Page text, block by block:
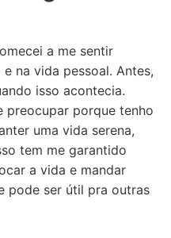
a me sentir
na vida pessoal. Antes,
isso acontecia.
preocupar porque tenho
uma vida serena,
tem me garantido
a vida e mandar
pode ser útil pra outras